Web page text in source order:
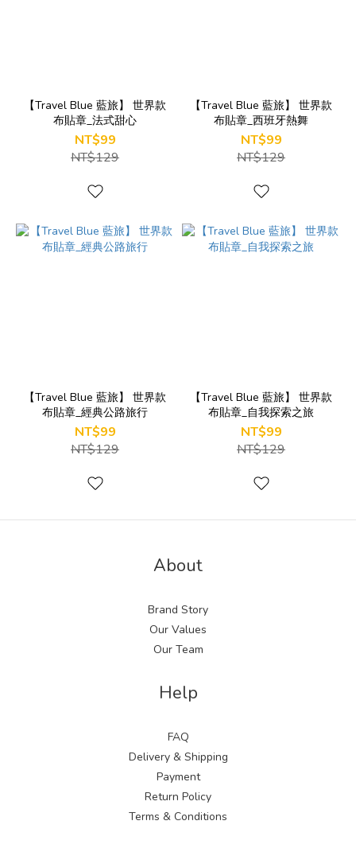
【Travel Blue 藍旅】 世界款
布貼章_法式甜心
NT$99
NT$129
【Travel Blue 藍旅】 世界款
布貼章_西班牙熱舞
NT$99
NT$129
【Travel Blue 藍旅】 世界款
布貼章_經典公路旅行
NT$99
NT$129
【Travel Blue 藍旅】 世界款
布貼章_自我探索之旅
NT$99
NT$129
About
Brand Story
Our Values
Our Team
Help
FAQ
Delivery & Shipping
Payment
Return Policy
Terms & Conditions